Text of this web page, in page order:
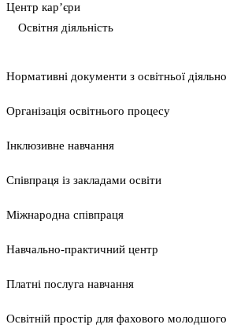
Центр кар’єри
Освітня діяльність
Нормативні документи з освітньої
Організація освітнього процесу
Інклюзивне навчання
Співпраця із закладами освіти
Міжнародна співпраця
Навчально-практичний центр
Платні послуга навчання
Освітній простір для фахового